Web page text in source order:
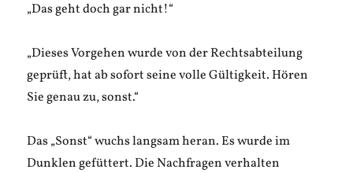
„Das geht doch gar nicht!“
„Dieses Vorgehen wurde von der Rechtsabteilung
geprüft, hat ab sofort seine volle Gültigkeit. Hören
Sie genau zu, sonst.“
Das „Sonst“ wuchs langsam heran. Es wurde im
Dunklen gefüttert. Die Nachfragen verhalten